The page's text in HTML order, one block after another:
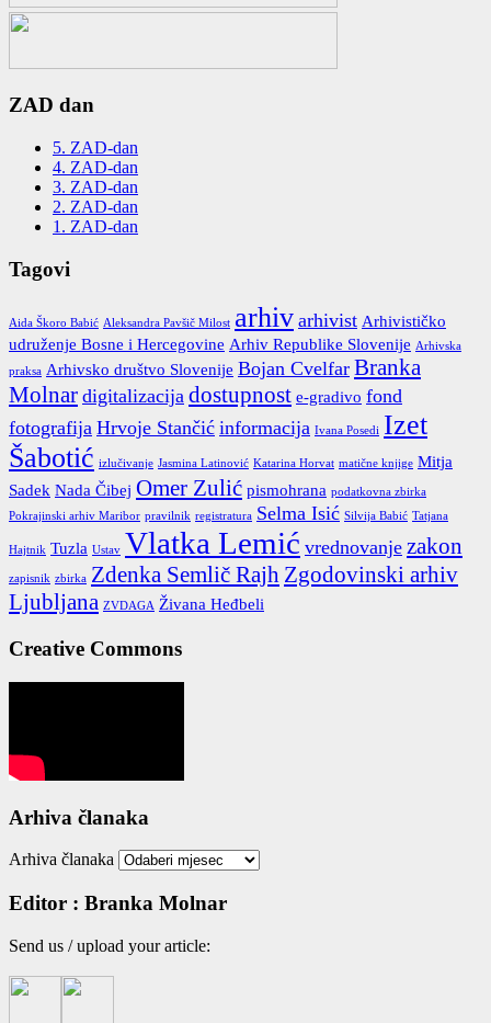
ZAD dan
5. ZAD-dan
4. ZAD-dan
3. ZAD-dan
2. ZAD-dan
1. ZAD-dan
Tagovi
Aida Škoro Babić Aleksandra Pavšič Milost arhiv arhivist Arhivističko
udruženje Bosne i Hercegovine Arhiv Republike Slovenije Arhivska
praksa Arhivsko društvo Slovenije Bojan Cvelfar Branka
Molnar digitalizacija dostupnost e-gradivo fond
fotografija Hrvoje Stančić informacija Ivana Posedi Izet
Šabotić izlučivanje Jasmina Latinović Katarina Horvat matične knjige Mitja
Sadek Nada Čibej Omer Zulić pismohrana podatkovna zbirka
Pokrajinski arhiv Maribor pravilnik registratura Selma Isić Silvija Babić Tatjana
Hajtnik Tuzla Ustav Vlatka Lemić vrednovanje zakon
zapisnik zbirka Zdenka Semlič Rajh Zgodovinski arhiv
Ljubljana ZVDAGA Živana Heđbeli
Creative Commons
Arhiva članaka
Arhiva članaka
Editor : Branka Molnar
Send us / uplo­ad your arti­cle: